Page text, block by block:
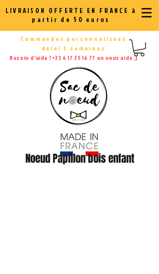
LIVRAISON OFFERTE EN FRANCE à
partir de 50 euros
Commandes personnalisées
délai 3 semaines
Besoin d'aide ?+33 6 17 25 16 77 on vous aide ;)
Noeud Papillon bois enfant